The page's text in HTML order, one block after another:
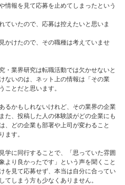
情報を見て応募を止めてしまったという
ていたので、応募は控えたいと思いま
かけたので、その職種は考えていませ
・業界研究は転職活動では欠かせないと
ないのは、ネット上の情報は「その業
とだと思います。
るかもしれないけれど、その業界の企業
た、投稿した人の体験談がどの企業にも
、どの企業も部署や上司が変わること
す。
学に同行することで、「思っていた雰囲
より良かったです」という声を聞くこと
を見て応募せず、本当は自分に合ってい
しまう方も少なくありません。